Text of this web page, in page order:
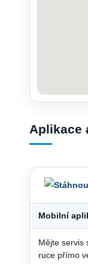
Aplikace
Mobilní
Mějte servis
ruce přímo